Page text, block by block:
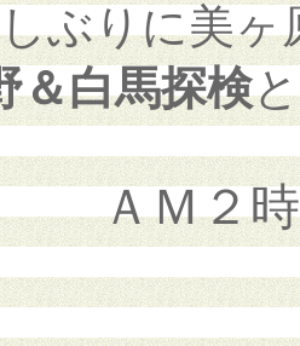
ぶりに美ヶ
＆白馬探検
ＡＭ２